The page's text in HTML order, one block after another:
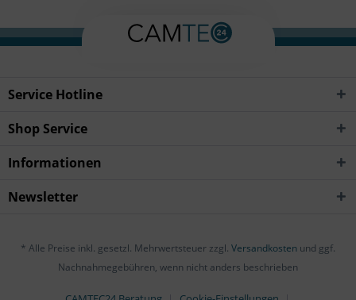
Service Hotline
Shop Service
Informationen
Newsletter
* Alle Preise inkl. gesetzl. Mehrwertsteuer zzgl. Versandkosten und ggf.
Nachnahmegebühren, wenn nicht anders beschrieben